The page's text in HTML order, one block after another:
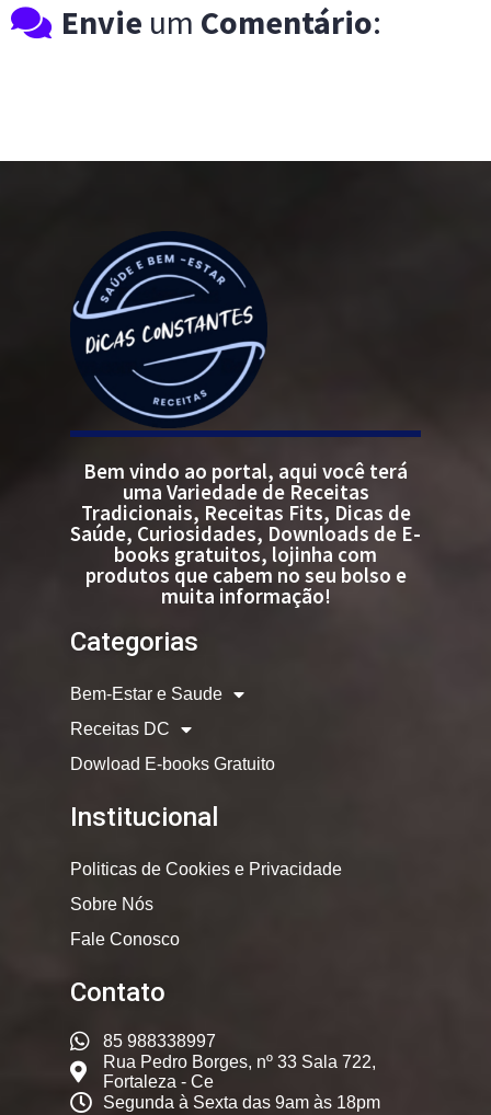
Envie um Comentário:
Bem vindo ao portal, aqui você terá
uma Variedade de Receitas
Tradicionais, Receitas Fits, Dicas de
Saúde, Curiosidades, Downloads de E-
books gratuitos, lojinha com
produtos que cabem no seu bolso e
muita informação!
Categorias
Bem-Estar e Saude
Receitas DC
Dowload E-books Gratuito
Institucional
Politicas de Cookies e Privacidade
Sobre Nós
Fale Conosco
Contato
85 988338997
Rua Pedro Borges, nº 33 Sala 722,
Fortaleza - Ce
Segunda à Sexta das 9am às 18pm